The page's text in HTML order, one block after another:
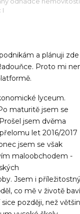
I
a plánuji zde
Proto mi
lyceum.
maturitě jsem se
jsem dvěma
let 2016/2017
jsem se však
maloobchodem -
Jsem i
co mě v životě
později, než